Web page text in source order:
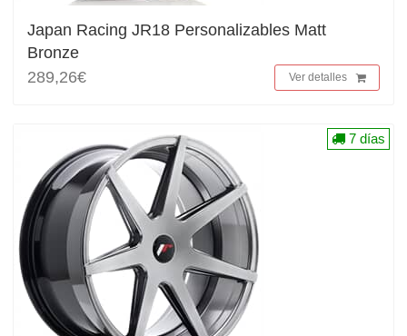
Japan Racing JR18 Personalizables Matt
Bronze
289,26€
Ver detalles
7 días